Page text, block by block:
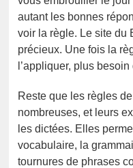
autant les bonnes
voir la règle. Le site du
précieux. Une fois la
l’appliquer, plus
Reste que les règles
nombreuses, et leurs
les dictées. Elles
vocabulaire, la
tournures de phrases